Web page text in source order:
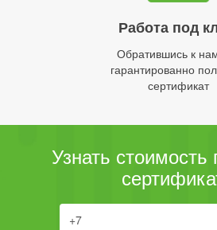
Работа под
Обратившись к
гарантированно
сертификат
Узнать стоимость